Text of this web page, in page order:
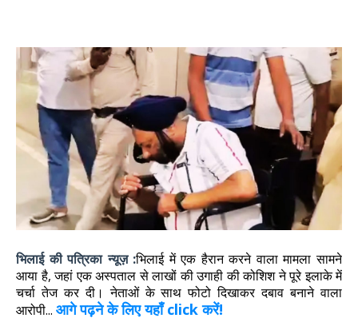
भिलाई की पत्रिका न्यूज़ :भिलाई में एक हैरान करने वाला मामला सामने
आया है, जहां एक अस्पताल से लाखों की उगाही की कोशिश ने पूरे इलाके में
चर्चा तेज कर दी। नेताओं के साथ फोटो दिखाकर दबाव बनाने वाला
आरोपी... आगे पढ़ने के लिए यहाँ click करें!